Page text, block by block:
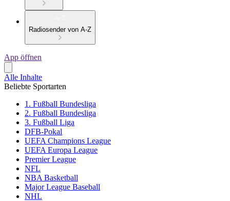
Radiosender von A-Z
App öffnen
Alle Inhalte
Beliebte Sportarten
1. Fußball Bundesliga
2. Fußball Bundesliga
3. Fußball Liga
DFB-Pokal
UEFA Champions League
UEFA Europa League
Premier League
NFL
NBA Basketball
Major League Baseball
NHL